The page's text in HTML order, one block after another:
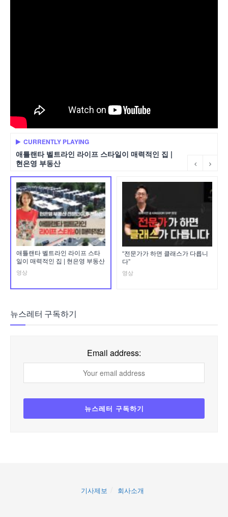
CURRENTLY PLAYING
애틀랜타 벨트라인 라이프 스타일이 매력적인 집 |
현은영 부동산
애틀랜타 벨트라인 라이프 스타
일이 매력적인 집 | 현은영 부동산
영상
“전문가가 하면 클래스가 다릅니
다”
영상
뉴스레터 구독하기
Email address:
기사제보 회사소개